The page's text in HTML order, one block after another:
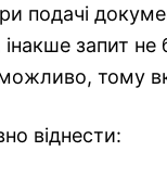
подачі
запит
тому
віднести: